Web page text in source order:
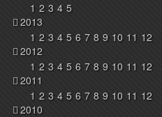
1 2 3 4 5
2013
1 2 3 4 5 6 7 8 9 10 11 12
2012
1 2 3 4 5 6 7 8 9 10 11 12
2011
1 2 3 4 5 6 7 8 9 10 11 12
2010